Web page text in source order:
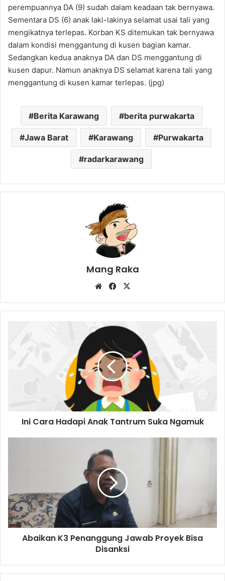
perempuannya DA (9) sudah dalam keadaan tak bernyawa.
Sementara DS (6) anak laki-lakinya selamat usai tali yang
mengikatnya terlepas. Korban KS ditemukan tak bernyawa
dalam kondisi menggantung di kusen bagian kamar.
Sedangkan kedua anaknya DA dan DS menggantung di
kusen dapur. Namun anaknya DS selamat karena tali yang
menggantung di kusen kamar terlepas. (jpg)
Berita Karawang berita purwakarta
Jawa Barat Karawang Purwakarta
radarkarawang
Mang Raka
WebsiteFacebook
Hadapi
Tantrum
Ini Cara Hadapi Anak Tantrum Suka Ngamuk
Bisa
Disanksi
Abaikan K3 Penanggung Jawab Proyek Bisa
Disanksi